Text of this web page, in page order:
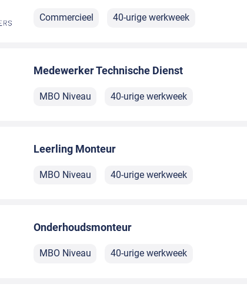
Commercieel 40-urige werkweek
Medewerker Technische Dienst
MBO Niveau 40-urige werkweek
Leerling Monteur
MBO Niveau 40-urige werkweek
Onderhoudsmonteur
MBO Niveau 40-urige werkweek